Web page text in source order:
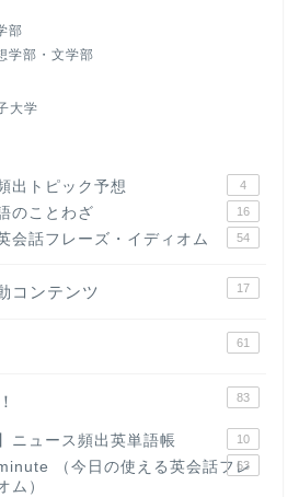
部
学部・文学部
大学
出トピック予想 4
のことわざ 16
会話フレーズ・イディオム 54
コンテンツ 17
61
83
ニュース頻出英単語帳 10
（今日の使える英会話フレ
ム）
63